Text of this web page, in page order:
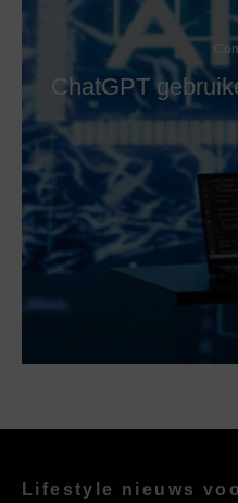
ChatGPT
Lifestyle nieuws